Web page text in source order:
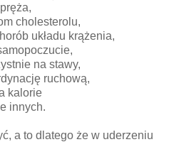
cholesterolu,
układu krążenia,
na stawy,
ruchową,
kalorie
innych.
a to dlatego że w uderzeniu